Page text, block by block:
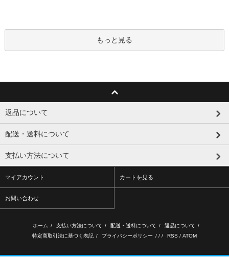
もっと見る
返品について
配送・送料について
支払い方法について
マイアカウント カートを見る
お問い合わせ
ホーム / 支払い方法について / 配送・送料について / 返品について /
特定商取引法に基づく表記 / プライバシーポリシー / / / RSS / ATOM